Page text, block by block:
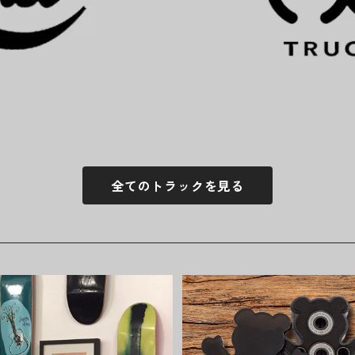
全てのトラックを見る